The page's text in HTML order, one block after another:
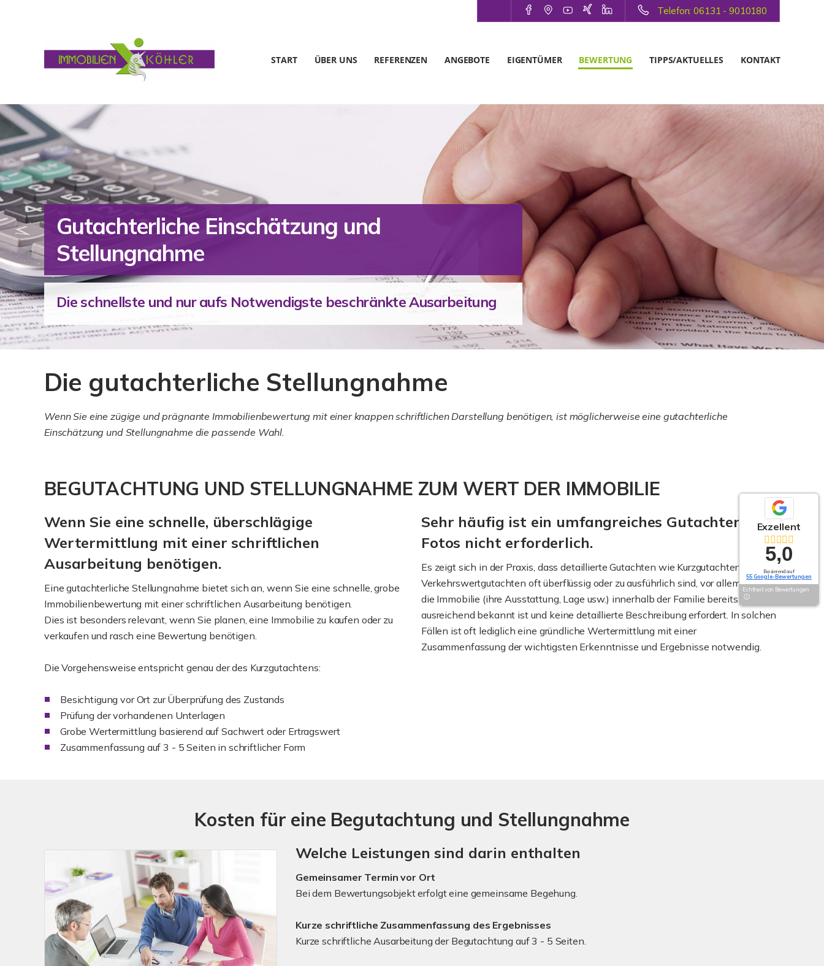
Telefon: 06131 - 9010180
START ÜBER UNS REFERENZEN ANGEBOTE EIGENTÜMER BEWERTUNG TIPPS/AKTUELLES KONTAKT
Gutachterliche Einschätzung und
Stellungnahme
Die schnellste und nur aufs Notwendigste beschränkte Ausarbeitung
Die gutachterliche Stellungnahme
Wenn Sie eine zügige und prägnante Immobilienbewertung mit einer knappen schriftlichen Darstellung benötigen, ist möglicherweise eine gutachterliche
Einschätzung und Stellungnahme die passende Wahl.
BEGUTACHTUNG UND STELLUNGNAHME ZUM WERT DER IMMOBILIE
Wenn Sie eine schnelle, überschlägige
Wertermittlung mit einer schriftlichen
Ausarbeitung benötigen.
Eine gutachterliche Stellungnahme bietet sich an, wenn Sie eine schnelle, grobe
Immobilienbewertung mit einer schriftlichen Ausarbeitung benötigen.
Dies ist besonders relevant, wenn Sie planen, eine Immobilie zu kaufen oder zu
verkaufen und rasch eine Bewertung benötigen.
Die Vorgehensweise entspricht genau der des Kurzgutachtens:
Besichtigung vor Ort zur Überprüfung des Zustands
Prüfung der vorhandenen Unterlagen
Grobe Wertermittlung basierend auf Sachwert oder Ertragswert
Zusammenfassung auf 3 - 5 Seiten in schriftlicher Form
Sehr häufig ist ein umfangreiches Gutachten mit
Fotos nicht erforderlich.
Es zeigt sich in der Praxis, dass detaillierte Gutachten wie Kurzgutachten oder
Verkehrswertgutachten oft überflüssig oder zu ausführlich sind, vor allem wenn
die Immobilie (ihre Ausstattung, Lage usw.) innerhalb der Familie bereits
ausreichend bekannt ist und keine detaillierte Beschreibung erfordert. In solchen
Fällen ist oft lediglich eine gründliche Wertermittlung mit einer
Zusammenfassung der wichtigsten Erkenntnisse und Ergebnisse notwendig.
Kosten für eine Begutachtung und Stellungnahme
Welche Leistungen sind darin enthalten
Gemeinsamer Termin vor Ort
Bei dem Bewertungsobjekt erfolgt eine gemeinsame Begehung.
Kurze schriftliche Zusammenfassung des Ergebnisses
Kurze schriftliche Ausarbeitung der Begutachtung auf 3 - 5 Seiten.
Exzellent
5,0
Basierend auf
55 Google-Bewertungen
Echtheit von Bewertungen